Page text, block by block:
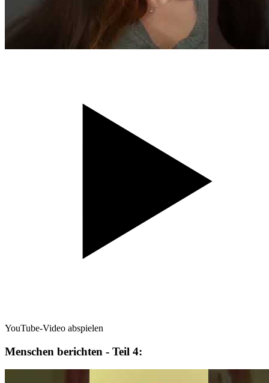
YouTube-Video abspielen
Menschen berichten - Teil 4: